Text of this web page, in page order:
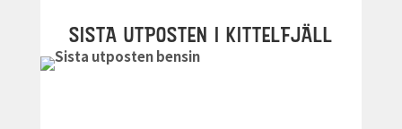
SISTA UTPOSTEN I KITTELFJÄLL